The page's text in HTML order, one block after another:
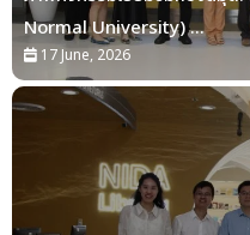
Normal University) ...
17 June, 2026